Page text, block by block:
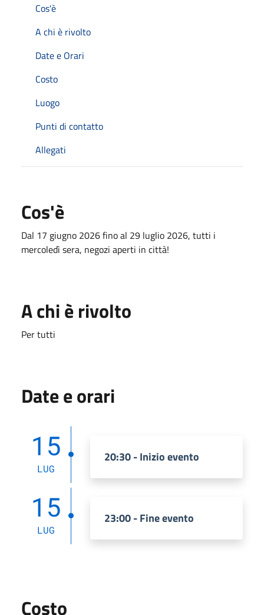
Cos'è
A chi è rivolto
Date e Orari
Costo
Luogo
Punti di contatto
Allegati
Cos'è
Dal 17 giugno 2026 fino al 29 luglio 2026, tutti i
mercoledì sera, negozi aperti in città!
A chi è rivolto
Per tutti
Date e orari
15
LUG
20:30 - Inizio evento
15
LUG
23:00 - Fine evento
Costo